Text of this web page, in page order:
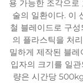
용 가능한 조각으로
술의 일환이다. 이
철 블레이드로 구
의 플라스틱을 처
밀하게 제작된 블
입자의 크기를 일
량은 시간당